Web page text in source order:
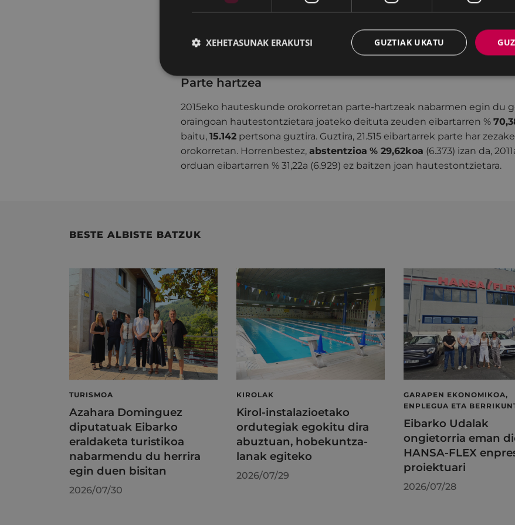
% 7,46a
Gipuzkoa mailan, egoera berdina bizi izan da:3 senatarilortu dituEAJ-
Eugenia Iparraguirre Bemposta, Victoriano Gallastegui Altube eta
(José Ramón Arrieta Arrieta).
Parte hartzea
2015eko hauteskunde orokorretan parte-hartzeak nabarmen egin du
oraingoan hautestontzietara joateko deituta zeuden eibartarren %
baitu, 15.142 pertsona guztira. Guztira, 21.515 eibartarrek parte har
orokorretan. Horrenbestez, abstentzioa % 29,62koa (6.373) izan da,
orduan eibartarren % 31,22a (6.929) ez baitzen joan hautestontzietara.
BESTE ALBISTE BATZUK
TURISMOA
Azahara Dominguez
diputatuak Eibarko
eraldaketa turistikoa
nabarmendu du herrira
egin duen bisitan
2026/07/30
KIROLAK
Kirol-instalazioetako
ordutegiak egokitu dira
abuztuan, hobekuntza-
lanak egiteko
2026/07/29
GARAPEN EKONOMIKOA,
ENPLEGUA ETA
Eibarko Udalak
ongietorria eman
HANSA-FLEX
proiektuari
2026/07/28
GUZTIAK UKATU
XEHETASUNAK ERAKUTSI